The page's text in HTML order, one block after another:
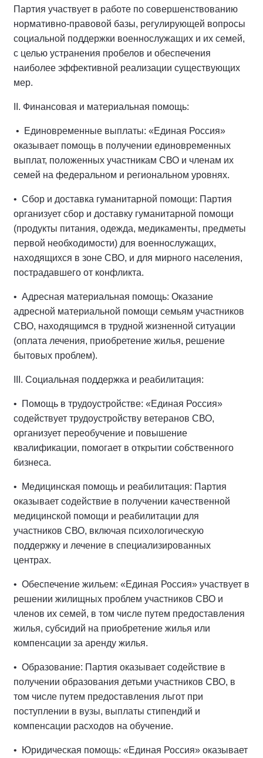
Партия участвует в работе по совершенствованию
нормативно-правовой базы, регулирующей вопросы
социальной поддержки военнослужащих и их семей,
с целью устранения пробелов и обеспечения
наиболее эффективной реализации существующих
мер.
II. Финансовая и материальная помощь:
• Единовременные выплаты: «Единая Россия»
оказывает помощь в получении единовременных
выплат, положенных участникам СВО и членам их
семей на федеральном и региональном уровнях.
• Сбор и доставка гуманитарной помощи: Партия
организует сбор и доставку гуманитарной помощи
(продукты питания, одежда, медикаменты, предметы
первой необходимости) для военнослужащих,
находящихся в зоне СВО, и для мирного населения,
пострадавшего от конфликта.
• Адресная материальная помощь: Оказание
адресной материальной помощи семьям участников
СВО, находящимся в трудной жизненной ситуации
(оплата лечения, приобретение жилья, решение
бытовых проблем).
III. Социальная поддержка и реабилитация:
• Помощь в трудоустройстве: «Единая Россия»
содействует трудоустройству ветеранов СВО,
организует переобучение и повышение
квалификации, помогает в открытии собственного
бизнеса.
• Медицинская помощь и реабилитация: Партия
оказывает содействие в получении качественной
медицинской помощи и реабилитации для
участников СВО, включая психологическую
поддержку и лечение в специализированных
центрах.
• Обеспечение жильем: «Единая Россия» участвует в
решении жилищных проблем участников СВО и
членов их семей, в том числе путем предоставления
жилья, субсидий на приобретение жилья или
компенсации за аренду жилья.
• Образование: Партия оказывает содействие в
получении образования детьми участников СВО, в
том числе путем предоставления льгот при
поступлении в вузы, выплаты стипендий и
компенсации расходов на обучение.
• Юридическая помощь: «Единая Россия» оказывает